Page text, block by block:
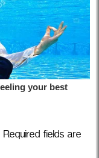
Required fields are